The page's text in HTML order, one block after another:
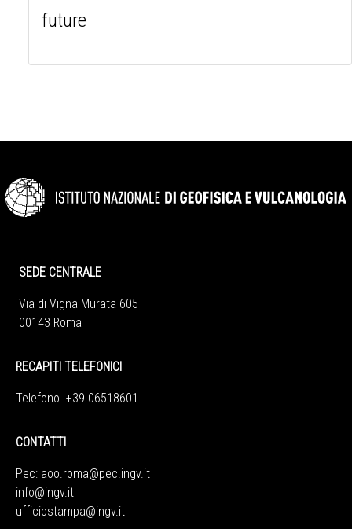
future
SEDE CENTRALE
Via di Vigna Murata 605
00143 Roma
RECAPITI TELEFONICI
Telefono +39 06518601
CONTATTI
Pec: aoo.roma@pec.ingv.it
info@ingv.it
ufficiostampa@ingv.it